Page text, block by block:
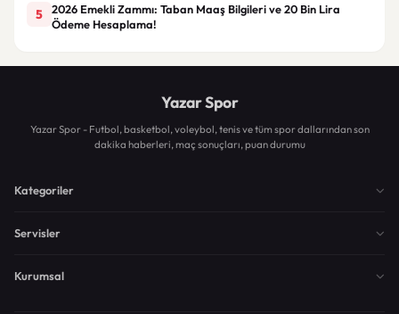
5
2026 Emekli Zammı: Taban Maaş Bilgileri ve 20 Bin Lira
Ödeme Hesaplama!
Yazar Spor
Yazar Spor - Futbol, basketbol, voleybol, tenis ve tüm spor dallarından son
dakika haberleri, maç sonuçları, puan durumu
Kategoriler
Servisler
Kurumsal